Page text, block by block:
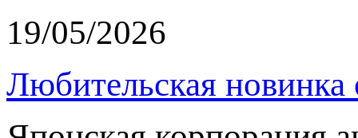
19/05/2026
Любительская новинка